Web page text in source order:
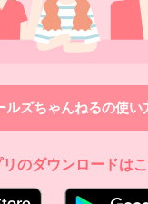
ルズちゃんねるの使い
のダウンロードは